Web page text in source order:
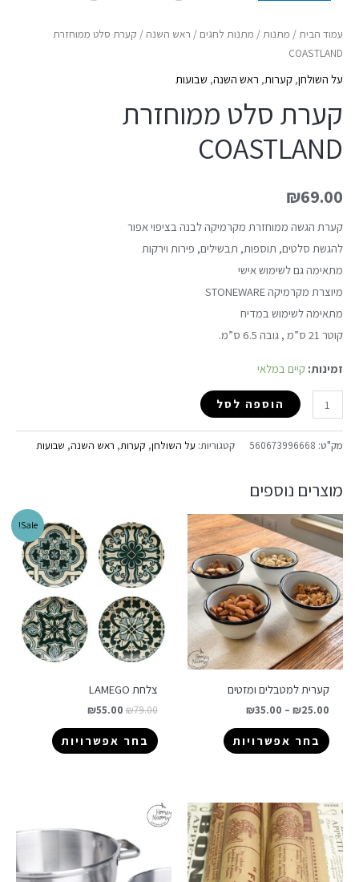
עמוד הבית/ מתנות/ מתנות לחגים / ראש השנה / קערת סלט ממוחזרת
COASTLAND
על השולחן, קערות, ראש השנה, שבועות
קערת סלט ממוחזרת
COASTLAND
₪69.00
קערת הגשה ממוחזרת מקרמיקה לבנה בציפוי אפור
להגשת סלטים, תוספות, תבשילים, פירות וירקות
מתאימה גם לשימוש אישי
מיוצרת מקרמיקה STONEWARE
מתאימה לשימוש במדיח
קוטר 21 ס”מ , גובה 6.5 ס”מ.
זמינות: קיים במלאי
הוספה לסל
מק"ט: 560673996668 קטגוריות: על השולחן, קערות, ראש השנה, שבועות
מוצרים נוספים
קערית למטבלים ומזטים
₪25.00
–
₪35.00
בחר אפשרויות
Sale!
צלחת LAMEGO
₪79.00
₪55.00
בחר אפשרויות